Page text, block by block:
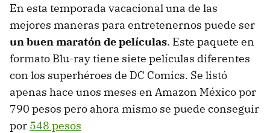
En esta temporada vacacional una de las
mejores maneras para entretenernos puede ser
un buen maratón de películas. Este paquete en
formato Blu-ray tiene siete películas diferentes
con los superhéroes de DC Comics. Se listó
apenas hace unos meses en Amazon México por
790 pesos pero ahora mismo se puede conseguir
por 548 pesos